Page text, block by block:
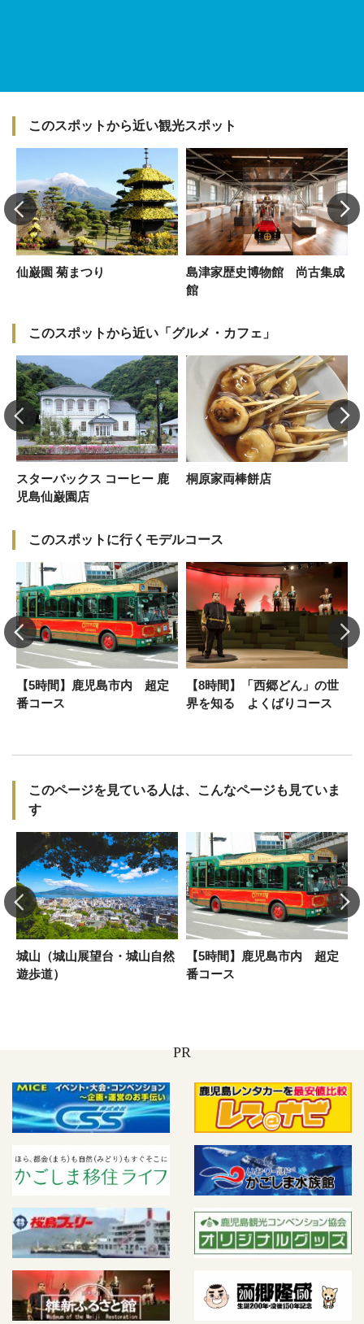
このスポットから近い観光スポット
仙巌園 菊まつり
島津家歴史博物館 尚古集成
館
このスポットから近い「グルメ・カフェ」
スターバックス コーヒー 鹿
児島仙巌園店
桐原家両棒餅店
このスポットに行くモデルコース
【5時間】鹿児島市内 超定
番コース
【8時間】「西郷どん」の世
界を知る よくばりコース
このページを見ている人は、こんなページも見ていま
す
城山（城山展望台・城山自然
遊歩道）
【5時間】鹿児島市内 超定
番コース
PR